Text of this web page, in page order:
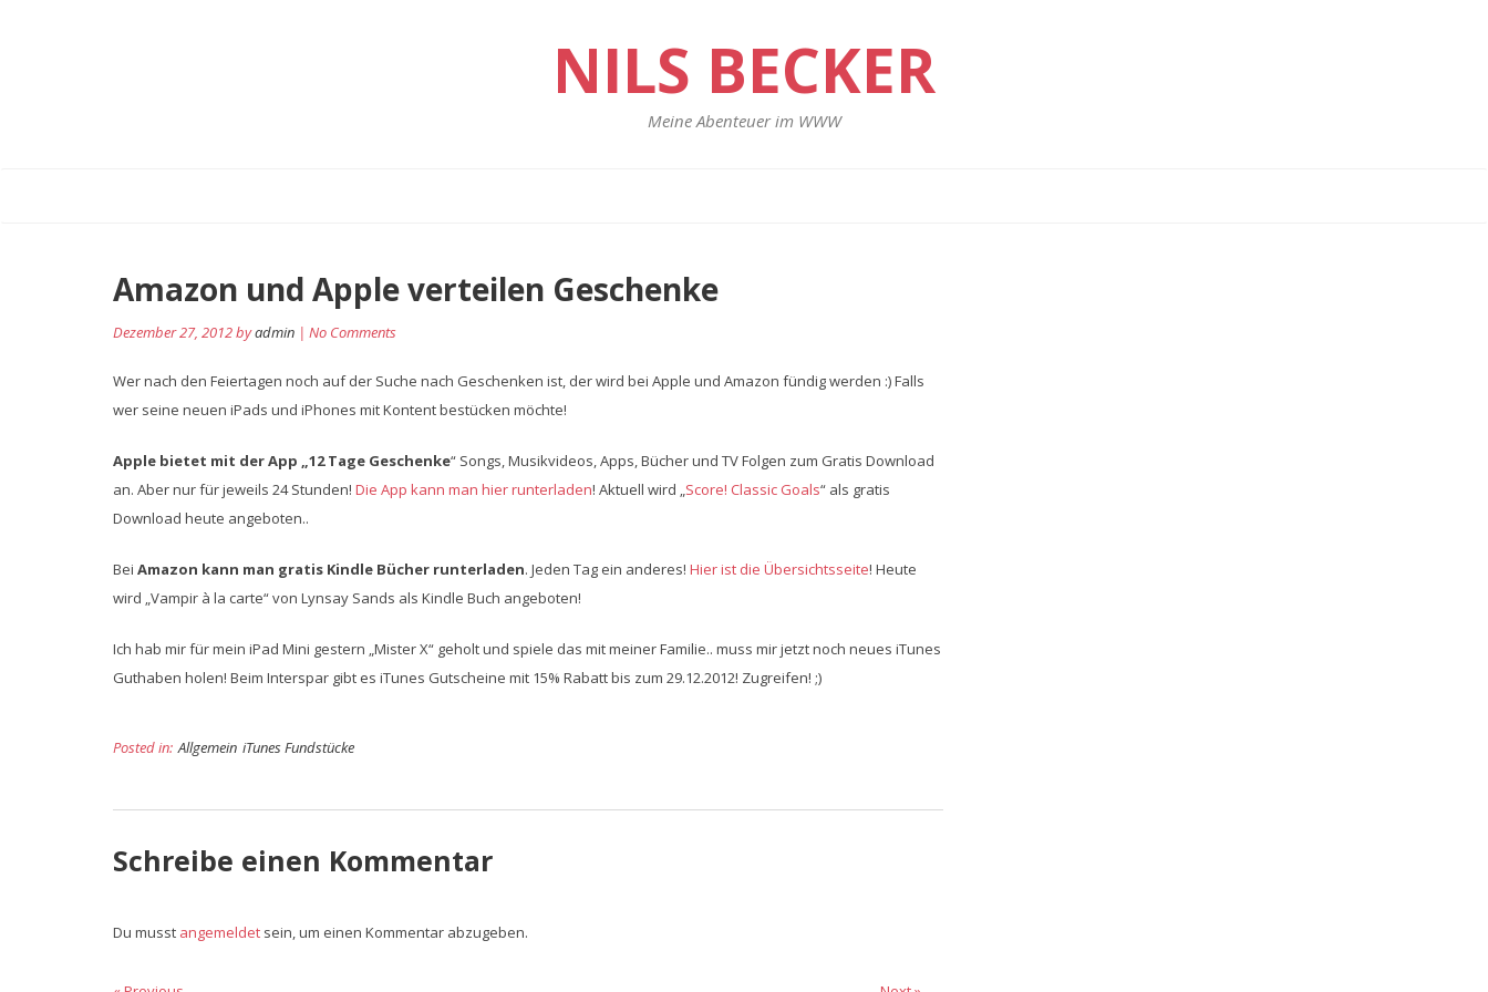
NILS BECKER
Meine Abenteuer im WWW
Amazon und Apple verteilen Geschenke
Dezember 27, 2012 byadmin | No Comments
Wer nach den Feiertagen noch auf der Suche nach Geschenken ist, der wird bei Apple und Amazon fündig werden :) Falls
wer seine neuen iPads und iPhones mit Kontent bestücken möchte!
Apple bietet mit der App „12 Tage Geschenke“ Songs, Musikvideos, Apps, Bücher und TV Folgen zum Gratis Download
an. Aber nur für jeweils 24 Stunden! Die App kann man hier runterladen! Aktuell wird „Score! Classic Goals“ als gratis
Download heute angeboten..
Bei Amazon kann man gratis Kindle Bücher runterladen. Jeden Tag ein anderes! Hier ist die Übersichtsseite! Heute
wird „Vampir à la carte“ von Lynsay Sands als Kindle Buch angeboten!
Ich hab mir für mein iPad Mini gestern „Mister X“ geholt und spiele das mit meiner Familie.. muss mir jetzt noch neues iTunes
Guthaben holen! Beim Interspar gibt es iTunes Gutscheine mit 15% Rabatt bis zum 29.12.2012! Zugreifen! ;)
Posted in: Allgemein iTunes Fundstücke
Schreibe einen Kommentar
Du musst angemeldet sein, um einen Kommentar abzugeben.